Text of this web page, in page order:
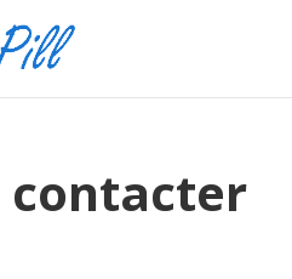
contacter